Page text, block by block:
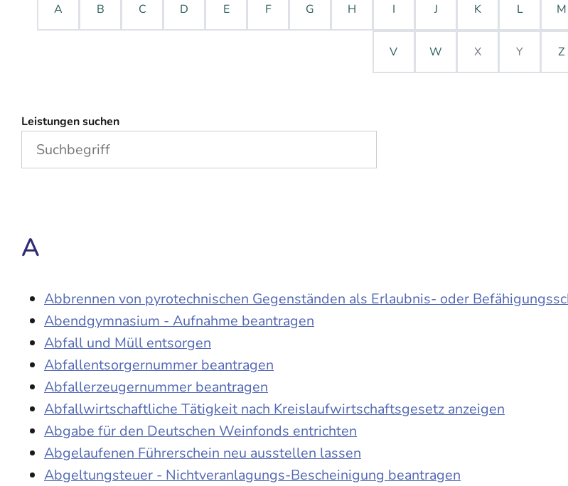
A B C D E F G H I J K L M
V W X Y Z
Leistungen suchen
A
Abbrennen von pyrotechnischen Gegenständen als Erlaubnis- oder
Abendgymnasium - Aufnahme beantragen
Abfall und Müll entsorgen
Abfallentsorgernummer beantragen
Abfallerzeugernummer beantragen
Abfallwirtschaftliche Tätigkeit nach Kreislaufwirtschaftsgesetz anzeigen
Abgabe für den Deutschen Weinfonds entrichten
Abgelaufenen Führerschein neu ausstellen lassen
Abgeltungsteuer - Nichtveranlagungs-Bescheinigung beantragen